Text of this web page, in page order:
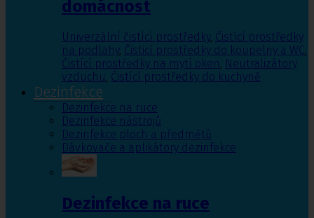
domácnost
Univerzální čistící prostředky, Čistící prostředky
na podlahy, Čisticí prostředky do koupelny a WC,
Čistící prostředky na mytí oken, Neutralizátory
vzduchu, Čistící prostředky do kuchyně
Dezinfekce
Dezinfekce na ruce
Dezinfekce nástrojů
Dezinfekce ploch a předmětů
Dávkovače a aplikátory dezinfekce
Dezinfekce na ruce